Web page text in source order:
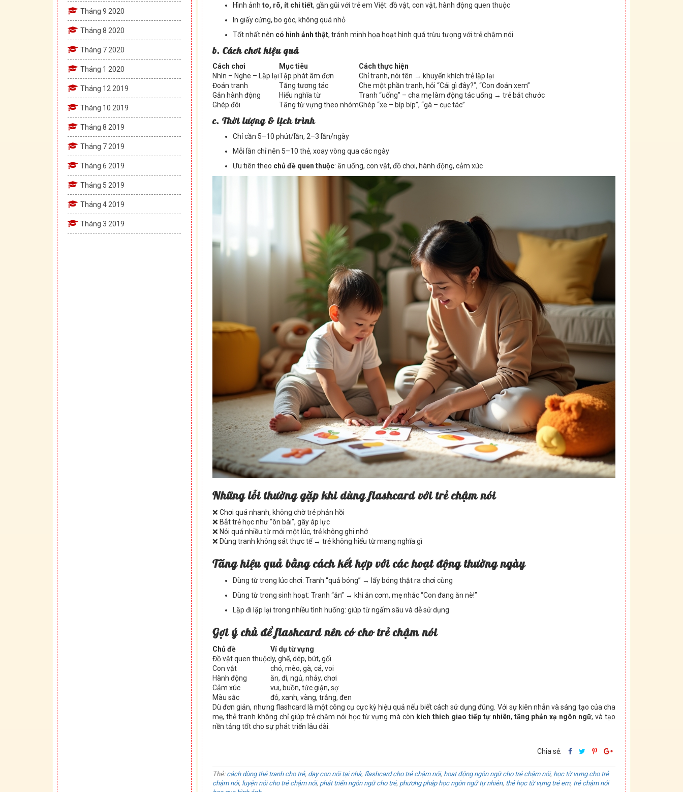
Tháng 9 2020
Tháng 8 2020
Tháng 7 2020
Tháng 1 2020
Tháng 12 2019
Tháng 10 2019
Tháng 8 2019
Tháng 7 2019
Tháng 6 2019
Tháng 5 2019
Tháng 4 2019
Tháng 3 2019
Hình ảnh to, rõ, ít chi tiết, gần gũi với trẻ em Việt: đồ vật, con vật, hành động quen thuộc
In giấy cứng, bo góc, không quá nhỏ
Tốt nhất nên có hình ảnh thật, tránh minh họa hoạt hình quá trừu tượng với trẻ chậm nói
b. Cách chơi hiệu quả
Cách chơi Mục tiêu
Cách thực hiện
Nhìn – Nghe – Lặp lạiTập phát âm đơn
Chỉ tranh, nói tên → khuyến khích trẻ lặp lại
Đoán tranh
Tăng tương tác
Che một phần tranh, hỏi “Cái gì đây?”, “Con đoán xem”
Gắn hành động
Hiểu nghĩa từ
Tranh “uống” – cha mẹ làm động tác uống → trẻ bắt chước
Ghép đôi
Tăng từ vựng theo nhómGhép “xe – bíp bíp”, “gà – cục tác”
c. Thời lượng & lịch trình
Chỉ cần 5–10 phút/lần, 2–3 lần/ngày
Mỗi lần chỉ nên 5–10 thẻ, xoay vòng qua các ngày
Ưu tiên theo chủ đề quen thuộc: ăn uống, con vật, đồ chơi, hành động, cảm xúc
Những lỗi thường gặp khi dùng flashcard với trẻ chậm nói
❌ Chơi quá nhanh, không chờ trẻ phản hồi
❌ Bắt trẻ học như “ôn bài”, gây áp lực
❌ Nói quá nhiều từ mới một lúc, trẻ không ghi nhớ
❌ Dùng tranh không sát thực tế → trẻ không hiểu từ mang nghĩa gì
Tăng hiệu quả bằng cách kết hợp với các hoạt động thường ngày
Dùng từ trong lúc chơi: Tranh “quả bóng” → lấy bóng thật ra chơi cùng
Dùng từ trong sinh hoạt: Tranh “ăn” → khi ăn cơm, mẹ nhắc “Con đang ăn nè!”
Lặp đi lặp lại trong nhiều tình huống: giúp từ ngấm sâu và dễ sử dụng
Gợi ý chủ đề flashcard nên có cho trẻ chậm nói
Chủ đề
Ví dụ từ vựng
Đồ vật quen thuộcly, ghế, dép, bút, gối
Con vật
chó, mèo, gà, cá, voi
Hành động
ăn, đi, ngủ, nhảy, chơi
Cảm xúc
vui, buồn, tức giận, sợ
Màu sắc
đỏ, xanh, vàng, trắng, đen
Dù đơn giản, nhưng flashcard là một công cụ cực kỳ hiệu quả nếu biết cách sử dụng đúng. Với sự kiên nhẫn và sáng tạo của cha
mẹ, thẻ tranh không chỉ giúp trẻ chậm nói học từ vựng mà còn kích thích giao tiếp tự nhiên, tăng phản xạ ngôn ngữ, và tạo
nền tảng tốt cho sự phát triển lâu dài.
Chia sẻ:
Thẻ: cách dùng thẻ tranh cho trẻ, dạy con nói tại nhà, flashcard cho trẻ chậm nói, hoạt động ngôn ngữ cho trẻ chậm nói, học từ vựng cho trẻ
chậm nói, luyện nói cho trẻ chậm nói, phát triển ngôn ngữ cho trẻ, phương pháp học ngôn ngữ tự nhiên, thẻ học từ vựng trẻ em, trẻ chậm nói